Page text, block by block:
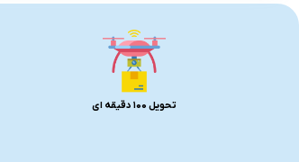
تحویل 100 دقیقه ای